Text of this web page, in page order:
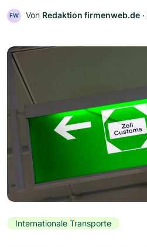
FW Von Redaktion firmenweb.de ‧
Internationale Transporte